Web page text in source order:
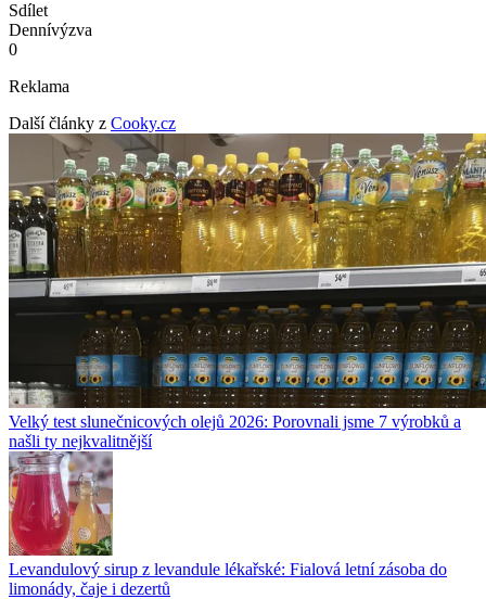
Sdílet
Dennívýzva
0
Reklama
Další články z Cooky.cz
Velký test slunečnicových olejů 2026: Porovnali jsme 7 výrobků a
našli ty nejkvalitnější
Levandulový sirup z levandule lékařské: Fialová letní zásoba do
limonády, čaje i dezertů